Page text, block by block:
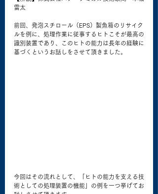
雷太
前回、発泡スチロール（EPS）製魚箱のリサイク
ルを例に、処理作業に従事するヒトこそが最高の
識別装置であり、このヒトの能力は長年の経験に
基づくというお話しをさせて頂きました。
今回はその流れとして、「ヒトの能力を支える技
術としての処理装置の機能」の例を一つ挙げてお